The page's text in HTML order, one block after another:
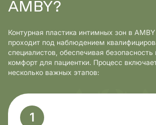
AMBY?
Контурная пластика интимных зон в
проходит под наблюдением
специалистов, обеспечивая
комфорт для пациентки. Процесс
несколько важных этапов:
1